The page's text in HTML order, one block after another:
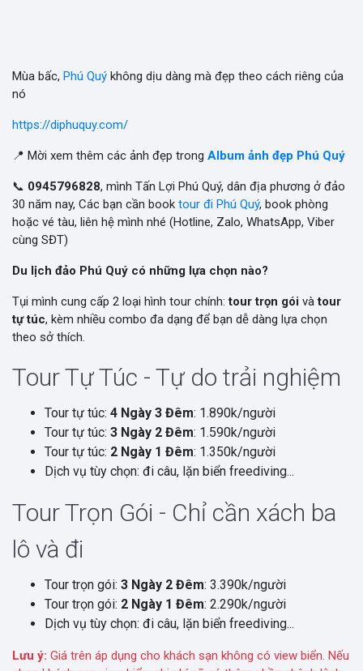
Mùa bấc, Phú Quý không dịu dàng mà đẹp theo cách riêng của
nó
https://diphuquy.com/
📍 Mời xem thêm các ảnh đẹp trong Album ảnh đẹp Phú Quý
📞 0945796828, mình Tấn Lợi Phú Quý, dân địa phương ở đảo
30 năm nay, Các bạn cần book tour đi Phú Quý, book phòng
hoặc vé tàu, liên hệ mình nhé (Hotline, Zalo, WhatsApp, Viber
cùng SĐT)
Du lịch đảo Phú Quý có những lựa chọn nào?
Tụi mình cung cấp 2 loại hình tour chính:tour trọn gói vàtour
tự túc, kèm nhiều combo đa dạng để bạn dễ dàng lựa chọn
theo sở thích.
Tour Tự Túc - Tự do trải nghiệm
Tour tự túc: 4 Ngày 3 Đêm: 1.890k/người
Tour tự túc: 3 Ngày 2 Đêm: 1.590k/người
Tour tự túc: 2 Ngày 1 Đêm: 1.350k/người
Dịch vụ tùy chọn: đi câu, lặn biển freediving...
Tour Trọn Gói - Chỉ cần xách ba
lô và đi
Tour trọn gói: 3 Ngày 2 Đêm: 3.390k/người
Tour trọn gói: 2 Ngày 1 Đêm: 2.290k/người
Dịch vụ tùy chọn: đi câu, lặn biển freediving...
Lưu ý: Giá trên áp dụng cho khách sạn không có view biển. Nếu